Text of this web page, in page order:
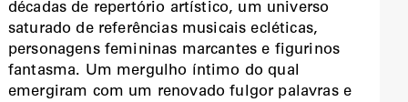
décadas de repertório artístico, um universo
saturado de referências musicais ecléticas,
personagens femininas marcantes e figurinos
fantasma. Um mergulho íntimo do qual
emergiram com um renovado fulgor palavras e